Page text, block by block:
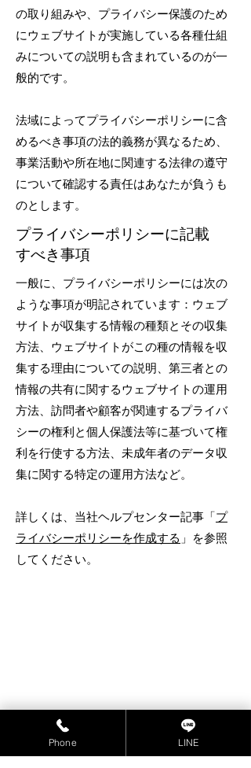
の取り組みや、プライバシー保護のため
にウェブサイトが実施している各種仕組
みについての説明も含まれているのが一
般的です。
法域によってプライバシーポリシーに含
めるべき事項の法的義務が異なるため、
事業活動や所在地に関連する法律の遵守
について確認する責任はあなたが負うも
のとします。
プライバシーポリシーに記載
すべき事項
一般に、プライバシーポリシーには次の
ような事項が明記されています：ウェブ
サイトが収集する情報の種類とその収集
方法、ウェブサイトがこの種の情報を収
集する理由についての説明、第三者との
情報の共有に関するウェブサイトの運用
方法、訪問者や顧客が関連するプライバ
シーの権利と個人保護法等に基づいて権
利を行使する方法、未成年者のデータ収
集に関する特定の運用方法など。
詳しくは、当社ヘルプセンター記事「 プ
ライバシーポリシーを作成する 」を参照
してください。
Phone LINE